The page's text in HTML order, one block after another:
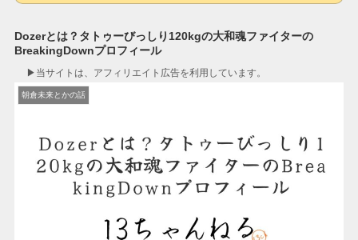
Dozerとは？タトゥーびっしり120kgの大和魂ファイターの
BreakingDownプロフィール
▶︎当サイトは、アフィリエイト広告を利用しています。
朝倉未来とかの話